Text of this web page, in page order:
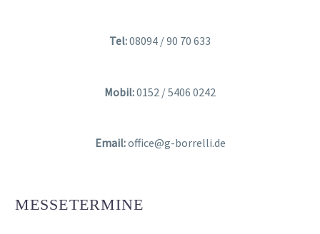
Tel:08094 / 90 70 633
Mobil:0152 / 5406 0242
Email:office@g-borrelli.de
MESSETERMINE